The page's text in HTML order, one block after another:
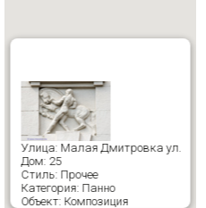
Улица: Малая Дмитровка ул.
Дом: 25
Стиль: Прочее
Категория: Панно
Объект: Композиция